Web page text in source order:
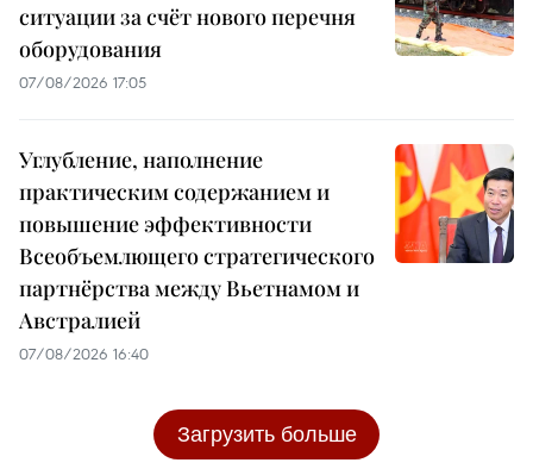
ситуации за счёт нового перечня
оборудования
07/08/2026 17:05
Углубление, наполнение
практическим содержанием и
повышение эффективности
Всеобъемлющего стратегического
партнёрства между Вьетнамом и
Австралией
07/08/2026 16:40
Загрузить больше